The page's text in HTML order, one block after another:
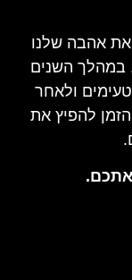
אהבה שלנו
במהלך השנים
טעימים ולאחר
להפיץ את